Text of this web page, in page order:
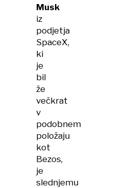
Musk
iz
podjetja
SpaceX,
ki
je
bil
že
večkrat
v
podobnem
položaju
kot
Bezos,
je
slednjemu